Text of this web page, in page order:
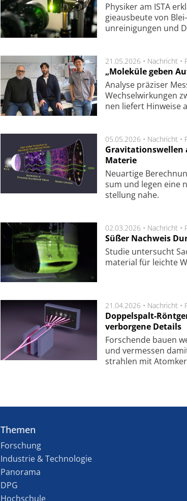
Physiker am ISTA
gie­aus­beu­te von
unrei­ni­gung­en und
21.05.2026 • Nachricht •
„Moleküle geben
Analyse prä­zi­ser
Wech­sel­wir­kung­en
nen lie­fert Hin­wei­se
05.05.2026 • Nachricht •
Gravitationswellen
Materie
Neu­artige
sum und legen eine
stel­lung nahe.
02.03.2026 • Nachricht •
Süßer Nachweis
Studie unter­sucht
ma­te­rial für leich­te
21.04.2026 • Nachricht •
Doppelspalt-
verborgene Details
For­schen­de bau­en
und ver­mes­sen
strah­len mit
Themen
Forschung
Industrie & Technologie
Panorama
DPG
Hochschule